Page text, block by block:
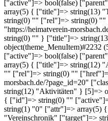
["active"]=> bool(false)
array(5) { ["title"]=> string(13)
string(0) "" ["rel"]=> string(0)
"https://heimatverein-
string(0) "" } ["title"]=>
["active"]=> bool(false)
array(5) { ["title"]=> string(12)
"" ["rel"]=> string(0) ""
morsbach.de/?page_id=20"
string(12) "Aktivitäten" } [5]=>
{ ["id"]=> string(0) ""
string(1) "0" ["attr"]=> array(5)
"Vereinschronik" ["target"]=>